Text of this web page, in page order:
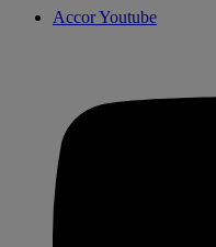
Accor Youtube